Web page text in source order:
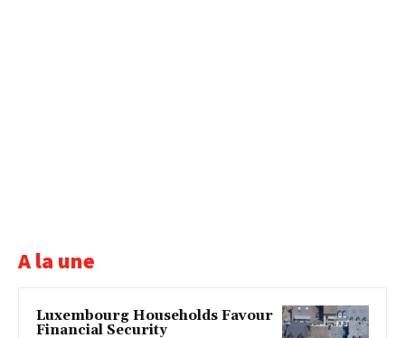
A la une
Luxembourg Households Favour
Financial Security